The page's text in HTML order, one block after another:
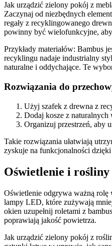
Jak urządzić zielony pokój z
Zaczynaj od niezbędnych
regały z recyklingowanego
powinny być wielofunkcyjne, aby
Przykłady materiałów: Bambus
recyklingu nadaje industrialny
naturalne i oddychające. Te
Rozwiązania do
Użyj szafek z drewna z
Dodaj kosze z naturalnych
Organizuj przestrzeń, aby
Takie rozwiązania ułatwiają
zyskuje na funkcjonalności
Oświetlenie i
Oświetlenie odgrywa ważną
lampy LED, które zużywają
okien uzupełnij roletami z
poprawiają jakość powietrza.
Jak urządzić zielony pokój z